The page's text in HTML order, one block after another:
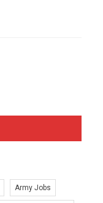
Army Jobs